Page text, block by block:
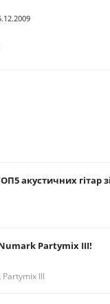
акустичних гітар
Partymix III!
III